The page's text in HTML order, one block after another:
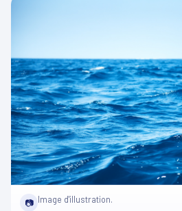
📷 Image d'illustration.